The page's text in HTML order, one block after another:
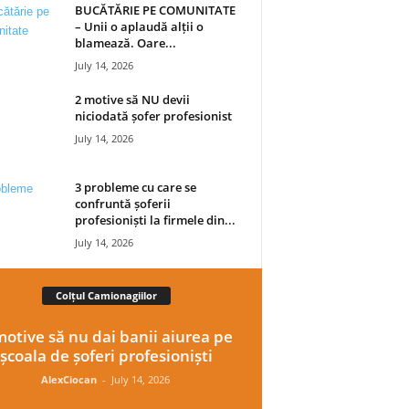
BUCĂTĂRIE PE COMUNITATE
– Unii o aplaudă alții o
blamează. Oare...
July 14, 2026
2 motive să NU devii
niciodată șofer profesionist
July 14, 2026
3 probleme cu care se
confruntă șoferii
profesioniști la firmele din...
July 14, 2026
Colțul Camionagiilor
să nu dai banii aiurea pe
școala de șoferi profesioniști
AlexCiocan - July 14, 2026